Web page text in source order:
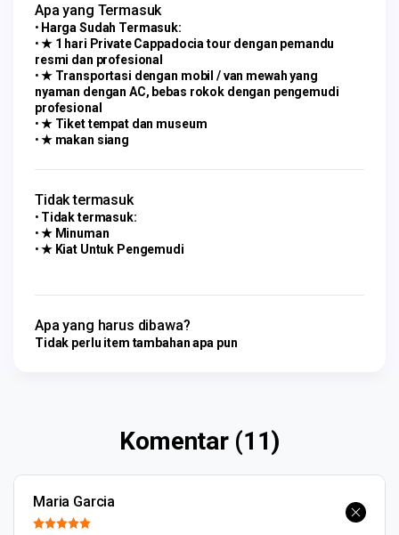
Apa yang Termasuk
Harga Sudah Termasuk:
★ 1 hari Private Cappadocia tour dengan pemandu
resmi dan profesional
★ Transportasi dengan mobil / van mewah yang
nyaman dengan AC, bebas rokok dengan pengemudi
profesional
★ Tiket tempat dan museum
★ makan siang
Tidak termasuk
Tidak termasuk:
★ Minuman
★ Kiat Untuk Pengemudi
Apa yang harus dibawa?
Tidak perlu item tambahan apa pun
Komentar (11)
Maria Garcia